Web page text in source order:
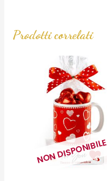
Prodotti correlati
NON DISPONIBILE